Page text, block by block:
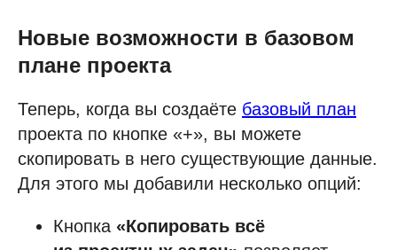
Новые возможности в базовом
плане проекта
Теперь, когда вы создаёте базовый план
проекта по кнопке «+», вы можете
скопировать в него существующие данные.
Для этого мы добавили несколько опций:
Кнопка «Копировать всё